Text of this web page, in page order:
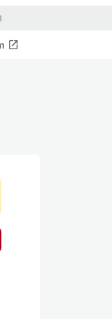
open_in_new